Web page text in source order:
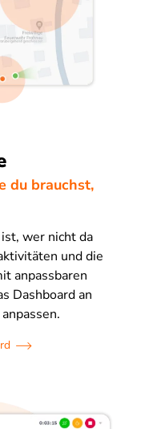
du brauchst,
wer nicht da
und die
anpassbaren
Dashboard an